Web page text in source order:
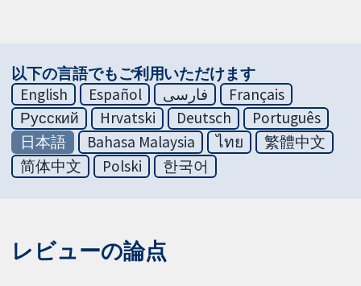
以下の言語でもご利用いただけます
English
Español فارسی
Français
Русский
Hrvatski Deutsch
Português
日本語
Bahasa Malaysia ไทย
繁體中文
简体中文
Polski 한국어
レビューの論点